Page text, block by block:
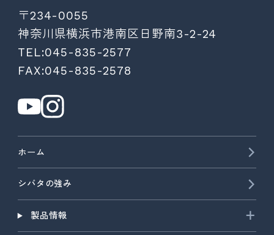
〒234-0055
神奈川県横浜市港南区日野南3-2-24
TEL:045-835-2577
FAX:045-835-2578
ホーム
シバタの強み
製品情報